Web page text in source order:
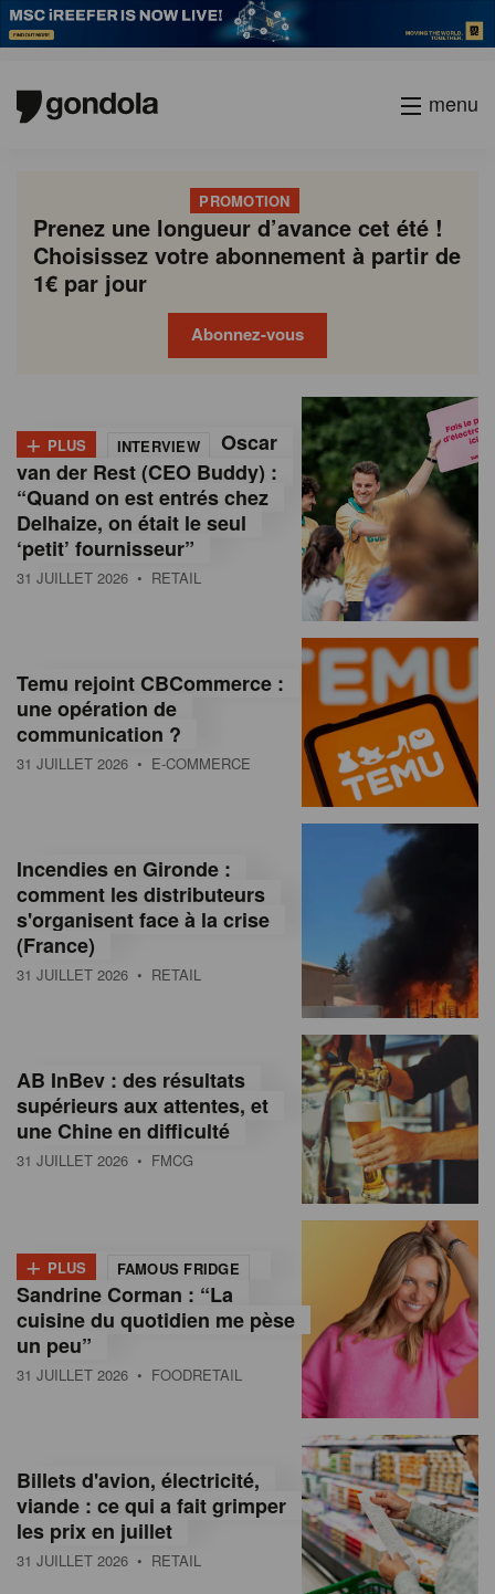
menu
PROMOTION
Prenez une longueur d’avance cet été !
Choisissez votre abonnement à partir de
1€ par jour
Abonnez-vous
o
n
d
o
M
a
g
n
e
n
o
m
a
s
s
u
+ PLUS INTERVIEW
Oscar
van der Rest (CEO Buddy) :
“Quand on est entrés chez
Delhaize, on était le seul
‘petit’ fournisseur”
31 JUILLET 2026 • RETAIL
Temu rejoint CBCommerce :
une opération de
communication ?
31 JUILLET 2026 • E-COMMERCE
Incendies en Gironde :
comment les distributeurs
s'organisent face à la crise
(France)
31 JUILLET 2026 • RETAIL
AB InBev : des résultats
supérieurs aux attentes, et
une Chine en difficulté
31 JUILLET 2026 • FMCG
+ PLUS FAMOUS FRIDGE
Sandrine Corman : “La
cuisine du quotidien me pèse
un peu”
31 JUILLET 2026 • FOODRETAIL
Billets d'avion, électricité,
viande : ce qui a fait grimper
les prix en juillet
31 JUILLET 2026 • RETAIL